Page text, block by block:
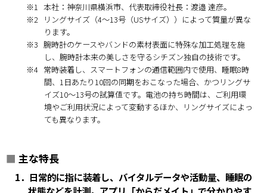
※1 本社：神奈川県横浜市、代表取締役社長：渡邉 達彦。
※2
リングサイズ（4～13号（USサイズ））によって質量が異な
ります。
※3 腕時計のケースやバンドの素材表面に特殊な加工処理を施
し、腕時計本来の美しさを守るシチズン独自の技術です。
※4 常時装着し、スマートフォンの通信範囲内で使用、睡眠8時
間、1日あたり10回の同期をおこなった場合、かつリングサ
イズ10～13号の試算値です。電池の持ち時間は、ご利用環
境やご利用状況によって変動するほか、リングサイズによっ
ても異なります。
■ 主な特長
1．日常的に指に装着し、バイタルデータや活動量、睡眠の